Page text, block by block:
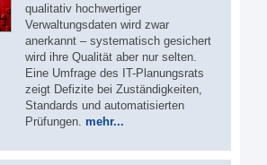
qualitativ hochwertiger
Verwaltungsdaten wird zwar
anerkannt – systematisch gesichert
wird ihre Qualität aber nur selten.
Eine Umfrage des IT-Planungsrats
zeigt Defizite bei Zuständigkeiten,
Standards und automatisierten
Prüfungen. mehr...